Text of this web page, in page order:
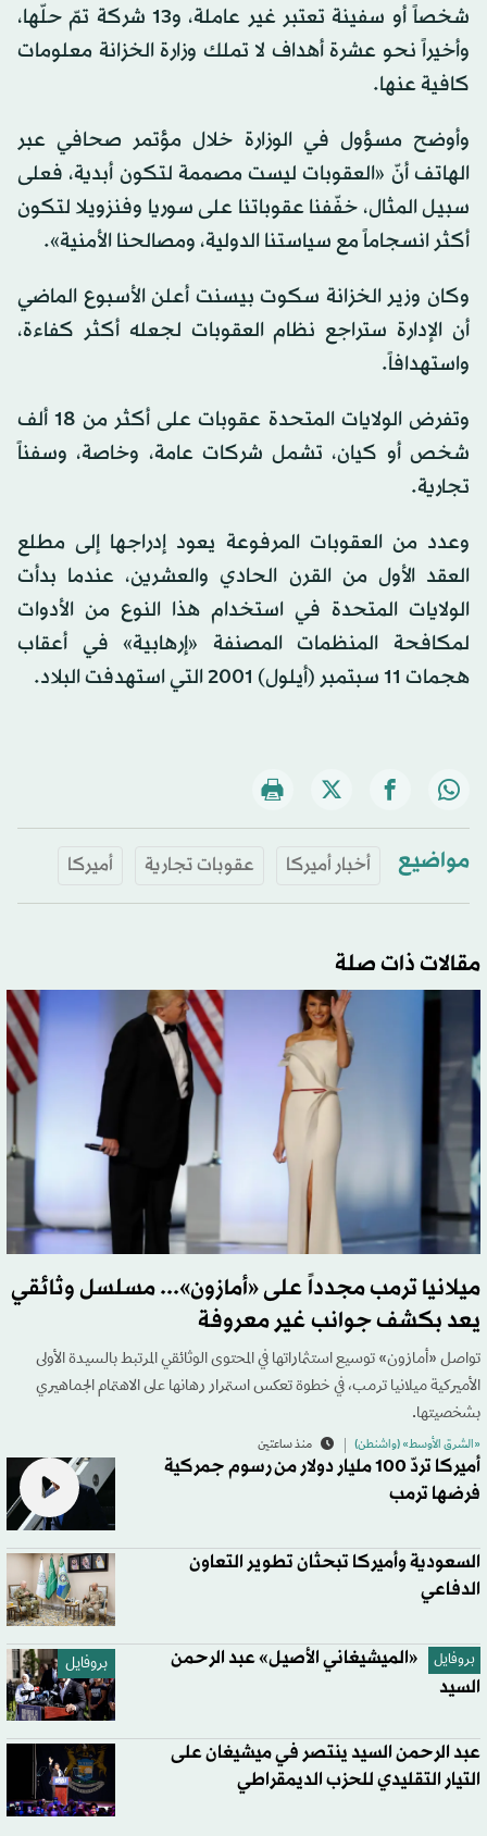
شخصاً أو سفينة تعتبر غير عاملة، و13 شركة تمّ حلّها،
وأخيراً نحو عشرة أهداف لا تملك وزارة الخزانة معلومات
كافية عنها.
وأوضح مسؤول في الوزارة خلال مؤتمر صحافي عبر
الهاتف أنّ «العقوبات ليست مصممة لتكون أبدية، فعلى
سبيل المثال، خفّفنا عقوباتنا على سوريا وفنزويلا لتكون
أكثر انسجاماً مع سياستنا الدولية، ومصالحنا الأمنية».
وكان وزير الخزانة سكوت بيسنت أعلن الأسبوع الماضي
أن الإدارة ستراجع نظام العقوبات لجعله أكثر كفاءة،
واستهدافاً.
وتفرض الولايات المتحدة عقوبات على أكثر من 18 ألف
شخص أو كيان، تشمل شركات عامة، وخاصة، وسفناً
تجارية.
وعدد من العقوبات المرفوعة يعود إدراجها إلى مطلع
العقد الأول من القرن الحادي والعشرين، عندما بدأت
الولايات المتحدة في استخدام هذا النوع من الأدوات
لمكافحة المنظمات المصنفة «إرهابية» في أعقاب
هجمات 11 سبتمبر (أيلول) 2001 التي استهدفت البلاد.
مواضيع أخبار أميركا عقوبات تجارية أميركا
مقالات ذات صلة
ميلانيا ترمب مجدداً على «أمازون»... مسلسل وثائقي
يعد بكشف جوانب غير معروفة
تواصل «أمازون» توسيع استثماراتها في المحتوى الوثائقي المرتبط بالسيدة الأولى
الأميركية ميلانيا ترمب، في خطوة تعكس استمرار رهانها على الاهتمام الجماهيري
بشخصيتها.
«الشرق الأوسط» (واشنطن) منذ ساعتين
أميركا تردّ 100 مليار دولار من رسوم جمركية
فرضها ترمب
السعودية وأميركا تبحثان تطوير التعاون
الدفاعي
بروفايل بروفايل
«الميشيغاني الأصيل» عبد الرحمن
السيد
عبد الرحمن السيد ينتصر في ميشيغان على
التيار التقليدي للحزب الديمقراطي